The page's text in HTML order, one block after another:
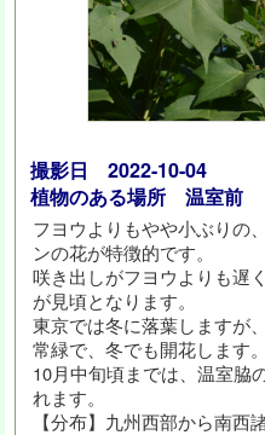
撮影日 2022-10-04
植物のある場所 温室前
フヨウよりもやや小ぶりの
ンの花が特徴的です。
咲き出しがフヨウよりも遅
が見頃となります。
東京では冬に落葉しますが
常緑で、冬でも開花します。
10月中旬頃までは、温室脇
れます。
【分布】九州西部から南西